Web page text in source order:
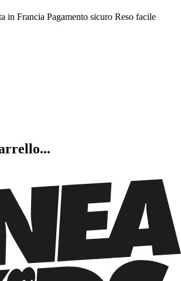
in Francia Pagamento sicuro Reso facile